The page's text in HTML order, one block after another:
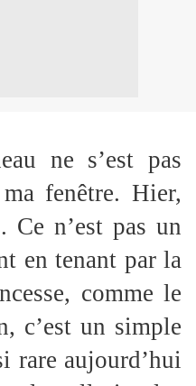
ne s’est pas
fenêtre. Hier,
Ce n’est pas un
en tenant par la
comme le
c’est un simple
rare aujourd’hui